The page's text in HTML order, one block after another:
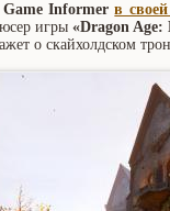
Game Informer в своей
игры «Dragon
о скайхолдском